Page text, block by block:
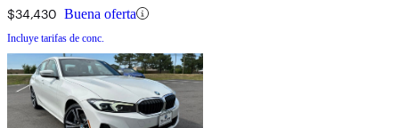
$34,430 Buena oferta
Incluye tarifas de conc.